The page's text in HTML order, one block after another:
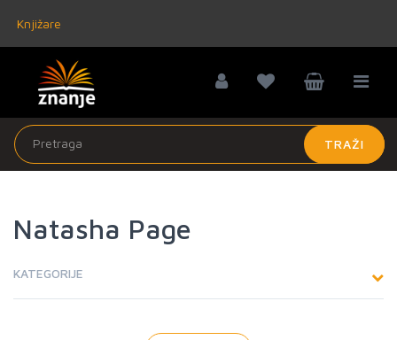
Knjižare
TRAŽI
Natasha Page
KATEGORIJE